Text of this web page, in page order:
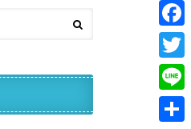
F
a
c
e
T
w
i
L